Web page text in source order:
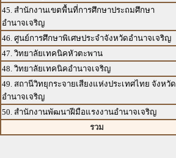
45. สำนักงานเขตพื้นที่การศึกษาประถมศึกษา
อำนาจเจริญ
46. ศูนย์การศึกษาพิเศษประจำจังหวัดอำนาจเจริญ
47. วิทยาลัยเทคนิคหัวตะพาน
48. วิทยาลัยเทคนิคอำนาจเจริญ
49. สถานีวิทยุกระจายเสียงแห่งประเทศไทย จังหวัด
อำนาจเจริญ
50. สำนักงานพัฒนาฝีมือแรงงานอำนาจเจริญ
รวม